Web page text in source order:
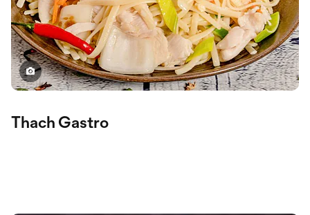
Thach Gastro